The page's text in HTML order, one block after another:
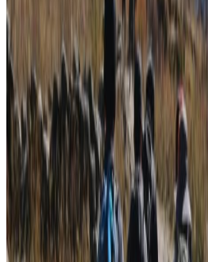
परिक्षणको रिपोर्ट हटाएको सरकारले
यात्रुले अब सीसीएमसीसी अनलाइन
तयारी गरिरहेको छ । संस्कृति,
मन्त्रालयका सचिव महेश्वर न्यौपानेले
सीसीएमसी अनलाइन फारम भर्नुपर्ने
प्रस्ताव अघि बढाइएको जानकारि
नेपाल आउने पर्यटकहरुले निकै धेरै
गर्दैआएको गुनासो सरकारले सम्बोधन
गर्नुभएको छ । सचिव न्यौपानेले
ठूलो महत्व हुने भन्दै सरकारले